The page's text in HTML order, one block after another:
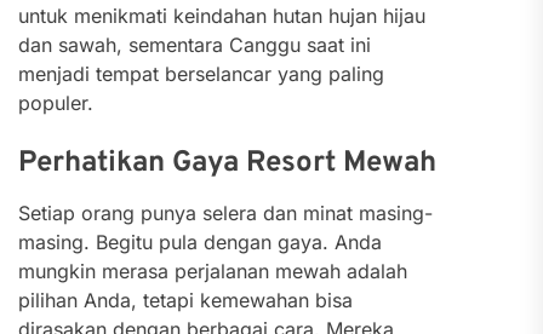
untuk menikmati keindahan hutan hujan hijau
dan sawah, sementara Canggu saat ini
menjadi tempat berselancar yang paling
populer.
Perhatikan Gaya Resort Mewah
Setiap orang punya selera dan minat masing-
masing. Begitu pula dengan gaya. Anda
mungkin merasa perjalanan mewah adalah
pilihan Anda, tetapi kemewahan bisa
dirasakan dengan berbagai cara. Mereka